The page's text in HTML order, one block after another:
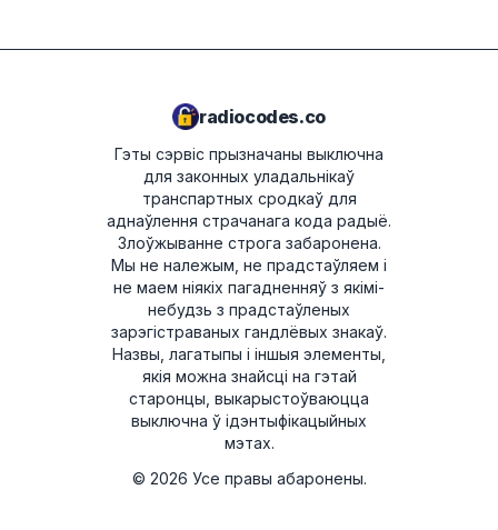
W1507123
00790
radiocodes.co
Гэты сэрвіс прызначаны выключна
для законных уладальнікаў
транспартных сродкаў для
аднаўлення страчанага кода радыё.
Злоўжыванне строга забаронена.
Мы не належым, не прадстаўляем і
не маем ніякіх пагадненняў з якімі-
небудзь з прадстаўленых
зарэгістраваных гандлёвых знакаў.
Назвы, лагатыпы і іншыя элементы,
якія можна знайсці на гэтай
старонцы, выкарыстоўваюцца
выключна ў ідэнтыфікацыйных
мэтах.
© 2026 Усе правы абаронены.